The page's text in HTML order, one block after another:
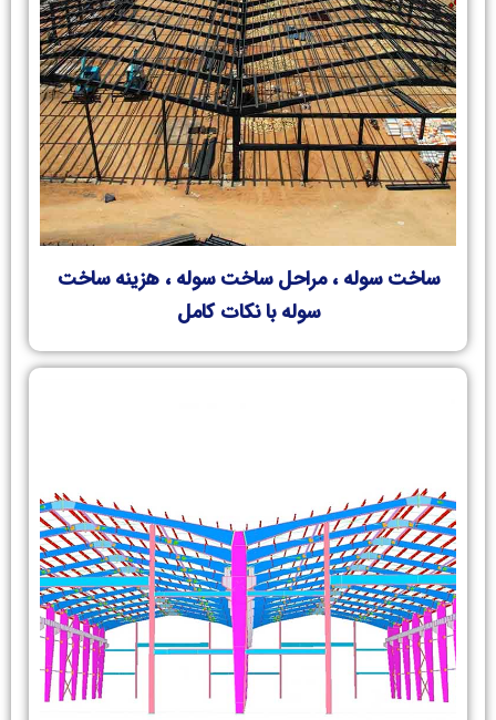
ساخت سوله ، مراحل ساخت سوله ، هزینه ساخت
سوله با نکات کامل